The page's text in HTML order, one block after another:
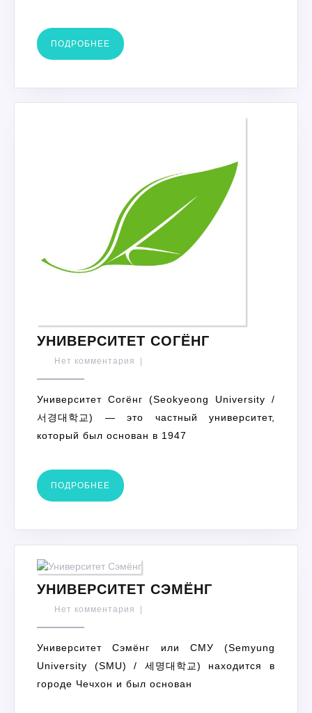
ПОДРОБНЕЕ ПОДРОБНЕЕ
УНИВЕРСИТЕТ СОГЁНГ
Нет комментария
Университет Согёнг (Seokyeong University /
서경대학교) — это частный университет,
который был основан в 1947
ПОДРОБНЕЕ ПОДРОБНЕЕ
УНИВЕРСИТЕТ СЭМЁНГ
Нет комментария
Университет Сэмёнг или СМУ (Semyung
University (SMU) / 세명대학교) находится в
городе Чечхон и был основан